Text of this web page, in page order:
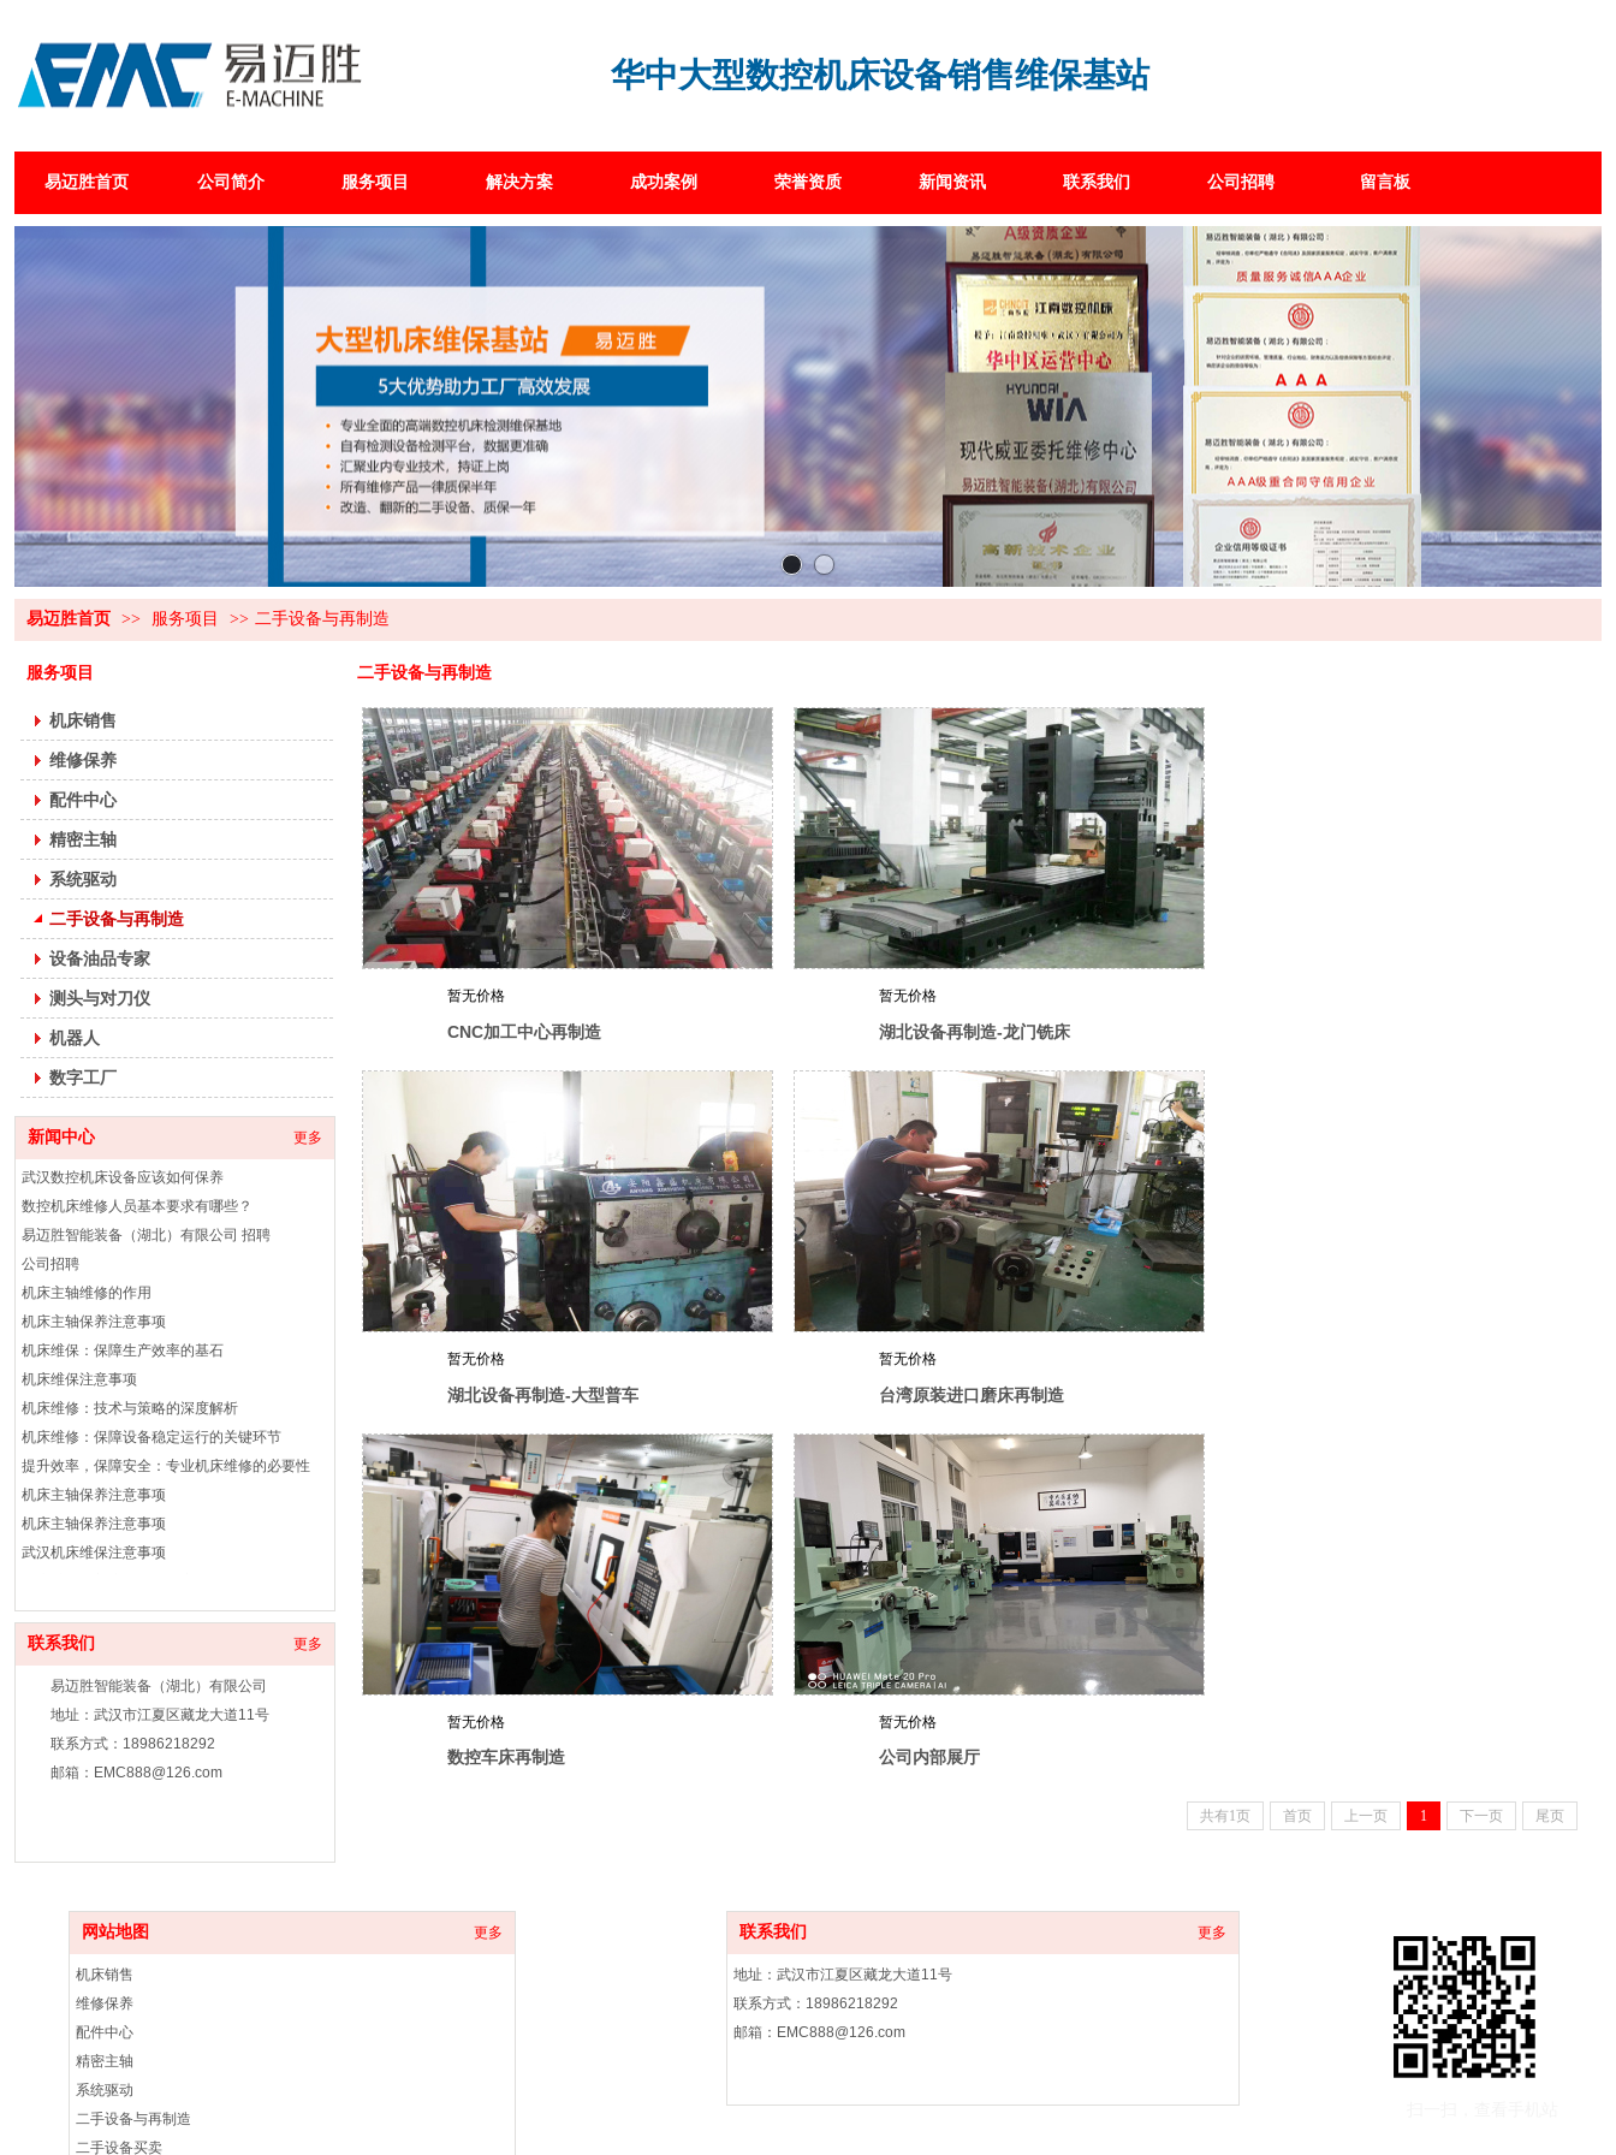
华中大型数控机床设备销售维保基站
易迈胜首页 公司简介 服务项目 解决方案 成功案例 荣誉资质 新闻资讯 联系我们 公司招聘 留言板
易迈胜首页 >> 服务项目 >> 二手设备与再制造
服务项目
机床销售
维修保养
配件中心
精密主轴
系统驱动
二手设备与再制造
设备油品专家
测头与对刀仪
机器人
数字工厂
新闻中心 更多
易迈胜智能装备（湖北）有限公司 招聘
机床主轴维修的作用
机床主轴保养注意事项
机床维保：保障生产效率的基石
机床维保注意事项
机床维修：技术与策略的深度解析
机床维修：保障设备稳定运行的关键环节
提升效率，保障安全：专业机床维修的必要性
机床主轴保养注意事项
机床主轴保养注意事项
武汉机床维保注意事项
机床维修保养注意事项分享
会议预告丨湖北省绿色再制造及维修论坛
数控机床维护与保养的目的和意义
武汉机床伺服电机故障及维修
武汉数控机床驱动器维修
数控机床如何正确维修故障
武汉数控机床设备应该如何保养
数控机床维修人员基本要求有哪些？
易迈胜智能装备（湖北）有限公司 招聘
公司招聘
机床主轴维修的作用
机床主轴保养注意事项
机床维保：保障生产效率的基石
机床维保注意事项
机床维修：技术与策略的深度解析
机床维修：保障设备稳定运行的关键环节
提升效率，保障安全：专业机床维修的必要性
机床主轴保养注意事项
机床主轴保养注意事项
武汉机床维保注意事项
机床维修保养注意事项分享
数控机床维护与保养的目的和意义
武汉机床伺服电机故障及维修
武汉数控机床驱动器维修
数控机床如何正确维修故障
武汉数控机床设备应该如何保养
数控机床维修人员基本要求有哪些？
联系我们 更多
易迈胜智能装备（湖北）有限公司
地址：武汉市江夏区藏龙大道11号
联系方式：18986218292
邮箱：EMC888@126.com
二手设备与再制造
暂无价格
CNC加工中心再制造
暂无价格
湖北设备再制造-龙门铣床
暂无价格
湖北设备再制造-大型普车
暂无价格
台湾原装进口磨床再制造
暂无价格
数控车床再制造
暂无价格
公司内部展厅
共有1页 首页 上一页 1 下一页 尾页
网站地图 更多
机床销售
维修保养
配件中心
精密主轴
系统驱动
二手设备与再制造
二手设备买卖
联系我们 更多
地址：武汉市江夏区藏龙大道11号
联系方式：18986218292
邮箱：EMC888@126.com